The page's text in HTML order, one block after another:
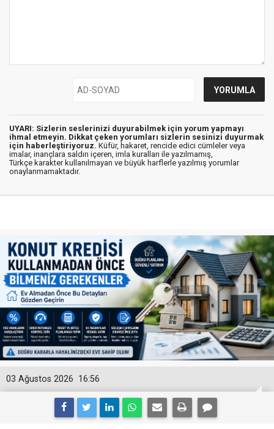
UYARI: Sizlerin seslerinizi duyurabilmek için yorum yapmayı
ihmal etmeyin. Dikkat çeken yorumları sizlerin sesinizi duyurmak
için haberleştiriyoruz. Küfür, hakaret, rencide edici cümleler veya
imalar, inançlara saldırı içeren, imla kuralları ile yazılmamış,
Türkçe karakter kullanılmayan ve büyük harflerle yazılmış yorumlar
onaylanmamaktadır.
16:56
03 Ağustos 2026